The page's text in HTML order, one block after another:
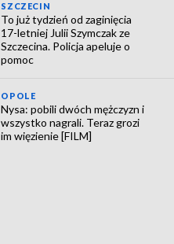
SZCZECIN
To już tydzień od zaginięcia
17-letniej Julii Szymczak ze
Szczecina. Policja apeluje o
pomoc
OPOLE
Nysa: pobili dwóch mężczyzn i
wszystko nagrali. Teraz grozi
im więzienie [FILM]